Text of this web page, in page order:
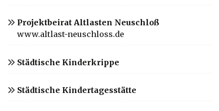
Projektbeirat Altlasten Neuschloß
www.altlast-neuschloss.de
Städtische Kinderkrippe
Städtische Kindertagesstätte